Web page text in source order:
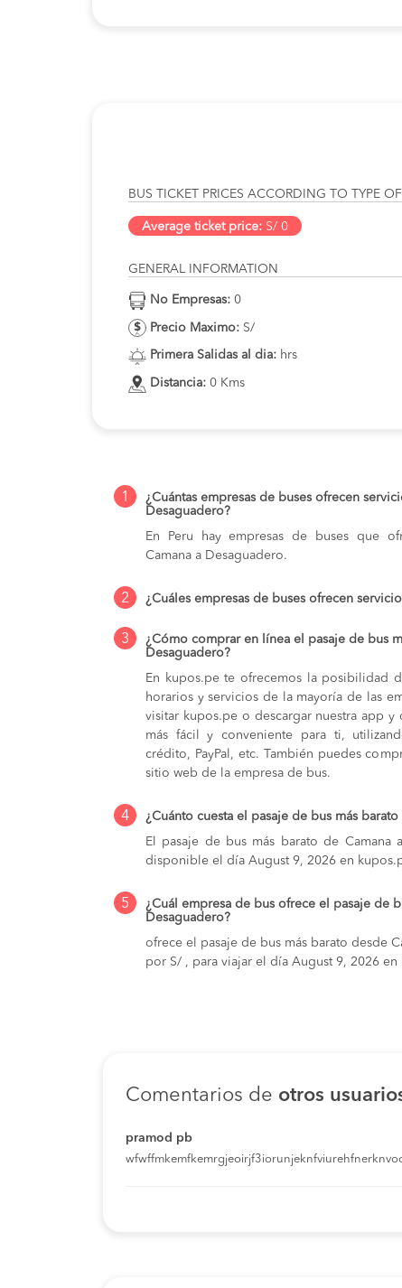
BUS TICKET PRICES ACCORDING TO TYPE OF
Average ticket price: S/ 0
GENERAL INFORMATION
No Empresas: 0
Precio Maximo: S/
Primera Salidas al dia: hrs
Distancia: 0 Kms
1
¿Cuántas empresas de buses ofrecen
Desaguadero?
En Peru hay empresas de buses que
Camana a Desaguadero.
2 ¿Cuáles empresas de buses ofrecen
3
¿Cómo comprar en línea el pasaje de bus
Desaguadero?
En kupos.pe te ofrecemos la posibilidad
horarios y servicios de la mayoría de las
visitar kupos.pe o descargar nuestra app y
más fácil y conveniente para ti,
crédito, PayPal, etc. También puedes
sitio web de la empresa de bus.
4
¿Cuánto cuesta el pasaje de bus más
El pasaje de bus más barato de Camana
disponible el día August 9, 2026 en
5
¿Cuál empresa de bus ofrece el pasaje de
Desaguadero?
ofrece el pasaje de bus más barato desde
por S/ , para viajar el día August 9, 2026 en
Comentarios de otros
pramod pb